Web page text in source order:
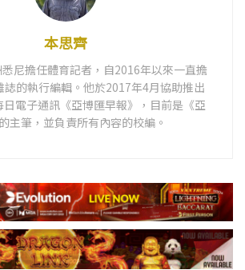
本思齊
尼擔任體育記者，自2016年以來一直擔
誌的執行編輯。他於2017年4月協助推出
日電子通訊《亞博匯早報》，目前是《亞
主筆，並負責所有內容的校編。